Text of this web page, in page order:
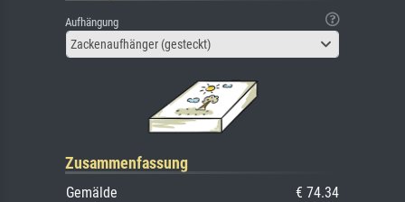
Aufhängung
Zackenaufhänger (gesteckt)
Zusammenfassung
Gemälde
€ 74.34